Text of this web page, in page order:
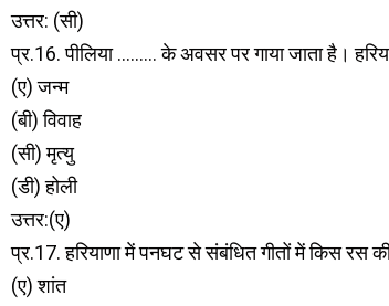
उत्तर: (सी)
प्र.16. पीलिया ……… के अवसर पर गाया जाता है।
(ए) जन्म
(बी) विवाह
(सी) मृत्यु
(डी) होली
उत्तर:(ए)
प्र.17. हरियाणा में पनघट से संबंधित गीतों में किस रस की
(ए) शांत